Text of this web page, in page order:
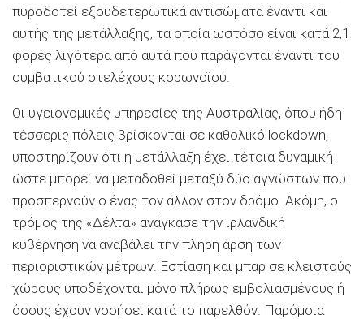
πυροδοτεί εξουδετερωτικά αντισώματα έναντι και
αυτής της μετάλλαξης, τα οποία ωστόσο είναι κατά 2,1
φορές λιγότερα από αυτά που παράγονται έναντι του
συμβατικού στελέχους κορωνοϊού.
Οι υγειονομικές υπηρεσίες της Αυστραλίας, όπου ήδη
τέσσερις πόλεις βρίσκονται σε καθολικό lockdown,
υποστηρίζουν ότι η μετάλλαξη έχει τέτοια δυναμική
ώστε μπορεί να μεταδοθεί μεταξύ δύο αγνώστων που
προσπερνούν ο ένας τον άλλον στον δρόμο. Ακόμη, ο
τρόμος της «Δέλτα» ανάγκασε την ιρλανδική
κυβέρνηση να αναβάλει την πλήρη άρση των
περιοριστικών μέτρων. Εστίαση και μπαρ σε κλειστούς
χώρους υποδέχονται μόνο πλήρως εμβολιασμένους ή
όσους έχουν νοσήσει κατά το παρελθόν. Παρόμοια